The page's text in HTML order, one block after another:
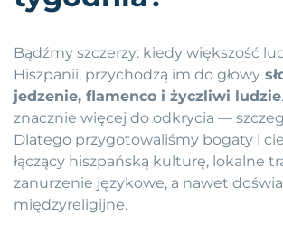
Bądźmy szczerzy: kiedy większość
Hiszpanii, przychodzą im do głowy
jedzenie, flamenco i życzliwi ludzie
znacznie więcej do odkrycia —
Dlatego przygotowaliśmy bogaty i
łączący hiszpańską kulturę, lokalne
zanurzenie językowe, a nawet
międzyreligijne.